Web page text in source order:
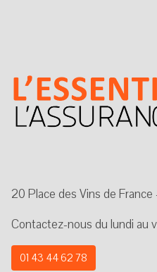
20 Place des Vins de France
Contactez-nous du lundi au
01 43 44 62 78